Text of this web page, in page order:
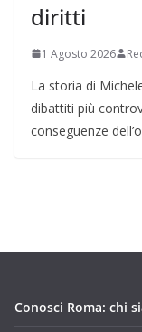
diritti
1 Agosto 2026
La storia di
dibattiti più
conseguenze
Conosci Roma: chi